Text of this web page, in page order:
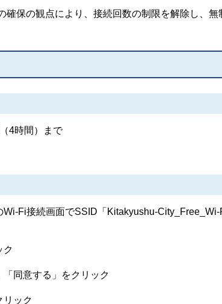
保の観点により、接続回数の制限を解除し、無
4時間）まで
Fi接続画面でSSID「Kitakyushu-City_Free_Wi-
ク
同意する」をクリック
リック